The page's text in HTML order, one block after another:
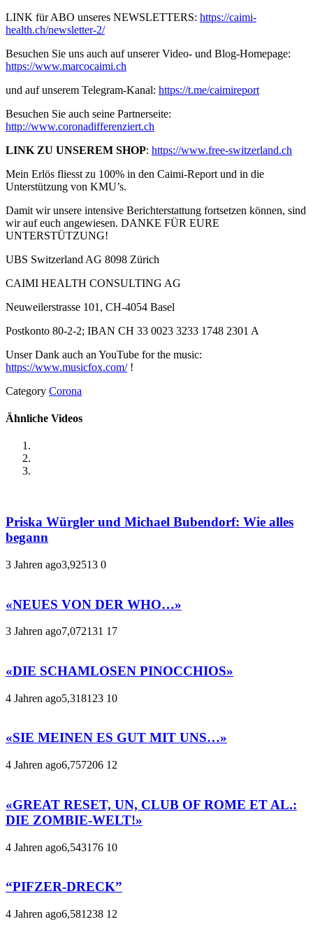
LINK für ABO unseres NEWSLETTERS: https://caimi-
health.ch/newsletter-2/
Besuchen Sie uns auch auf unserer Video- und Blog-Homepage:
https://www.marcocaimi.ch
und auf unserem Telegram-Kanal: https://t.me/caimireport
Besuchen Sie auch seine Partnerseite:
http://www.coronadifferenziert.ch
LINK ZU UNSEREM SHOP: https://www.free-switzerland.ch
Mein Erlös fliesst zu 100% in den Caimi-Report und in die
Unterstützung von KMU’s.
Damit wir unsere intensive Berichterstattung fortsetzen können, sind
wir auf euch angewiesen. DANKE FÜR EURE
UNTERSTÜTZUNG!
UBS Switzerland AG 8098 Zürich
CAIMI HEALTH CONSULTING AG
Neuweilerstrasse 101, CH-4054 Basel
Postkonto 80-2-2; IBAN CH 33 0023 3233 1748 2301 A
Unser Dank auch an YouTube for the music:
https://www.musicfox.com/​!
Category Corona
Ähnliche Videos
Priska Würgler und Michael Bubendorf: Wie alles
begann
3 Jahren ago3,92513 0
«NEUES VON DER WHO…»
3 Jahren ago7,072131 17
«DIE SCHAMLOSEN PINOCCHIOS»
4 Jahren ago5,318123 10
«SIE MEINEN ES GUT MIT UNS…»
4 Jahren ago6,757206 12
«GREAT RESET, UN, CLUB OF ROME ET AL.:
DIE ZOMBIE-WELT!»
4 Jahren ago6,543176 10
“PIFZER-DRECK”
4 Jahren ago6,581 238 12